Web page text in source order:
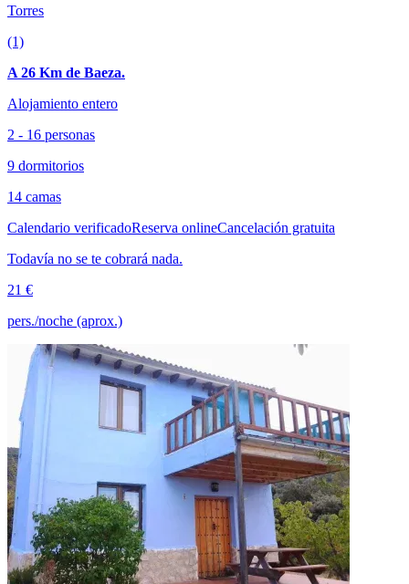
Torres
(1)
A 26 Km de Baeza.
Alojamiento entero
2 - 16 personas
9 dormitorios
14 camas
Calendario verificadoReserva onlineCancelación gratuita
Todavía no se te cobrará nada.
21 €
pers./noche (aprox.)